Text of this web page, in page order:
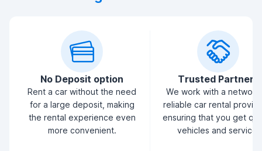
No Deposit option
Rent a car without the need
for a large deposit, making
the rental experience even
more convenient.
Trusted Partners
We work with a
reliable car rental
ensuring that you get
vehicles and service.